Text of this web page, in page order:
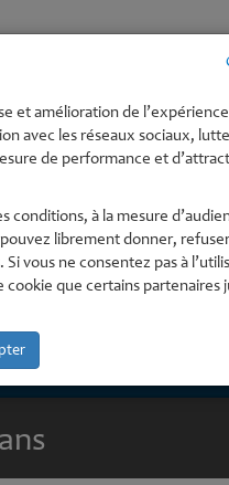
et amélioration de
avec les réseaux sociaux,
de performance et
à la mesure
librement donner,
vous ne consentez pas à
que certains